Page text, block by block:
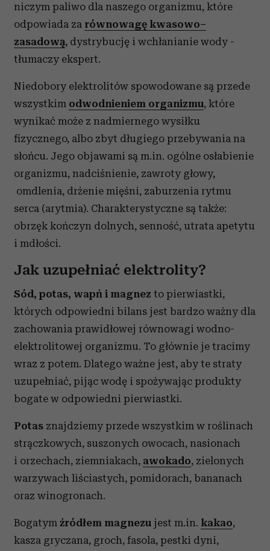
niczym paliwo dla naszego organizmu, które
odpowiada za równowagę kwasowo–
zasadową, dystrybucję i wchłanianie wody -
tłumaczy ekspert.
Niedobory elektrolitów spowodowane są przede
wszystkim odwodnieniem organizmu, które
wynikać może z nadmiernego wysiłku
fizycznego, albo zbyt długiego przebywania na
słońcu. Jego objawami są m.in. ogólne osłabienie
organizmu, nadciśnienie, zawroty głowy,
omdlenia, drżenie mięśni, zaburzenia rytmu
serca (arytmia). Charakterystyczne są także:
obrzęk kończyn dolnych, senność, utrata apetytu
i mdłości.
Jak uzupełniać elektrolity?
Sód, potas, wapń i magnez to pierwiastki,
których odpowiedni bilans jest bardzo ważny dla
zachowania prawidłowej równowagi wodno-
elektrolitowej organizmu. To głównie je tracimy
wraz z potem. Dlatego ważne jest, aby te straty
uzupełniać, pijąc wodę i spożywając produkty
bogate w odpowiedni pierwiastki.
Potas znajdziemy przede wszystkim w roślinach
strączkowych, suszonych owocach, nasionach
i orzechach, ziemniakach, awokado, zielonych
warzywach liściastych, pomidorach, bananach
oraz winogronach.
Bogatym źródłem magnezu jest m.in. kakao,
kasza gryczana, groch, fasola, pestki dyni,